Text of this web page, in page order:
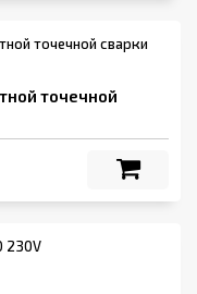
точечной